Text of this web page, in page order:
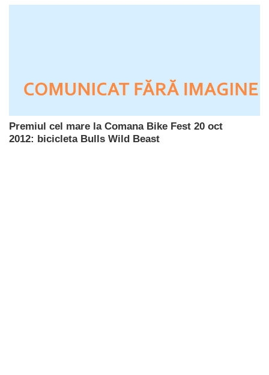
Premiul cel mare la Comana Bike Fest 20 oct
2012: bicicleta Bulls Wild Beast